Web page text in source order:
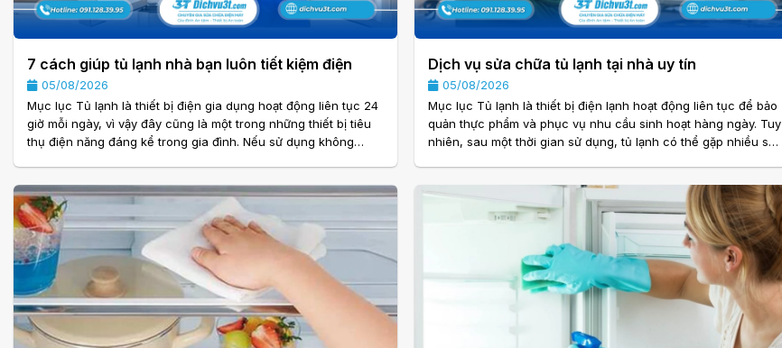
7 cách giúp tủ lạnh nhà bạn luôn tiết kiệm điện
05/08/2026
Mục lục Tủ lạnh là thiết bị điện gia dụng hoạt động liên tục 24
giờ mỗi ngày, vì vậy đây cũng là một trong những thiết bị tiêu
thụ điện năng đáng kể trong gia đình. Nếu sử dụng không
thọ của thiết bị. Tin vui là bạn hoàn toàn có thể giảm điện
năng tiêu thụ chỉ bằng cách thay đổi một vài thói quen sử
dụng. Trong bài viết này, Dichvu3T.com sẽ. . .
Dịch vụ sửa chữa tủ lạnh tại nhà uy tín
05/08/2026
Mục lục Tủ lạnh là thiết bị điện lạnh hoạt động liên tục để bảo
quản thực phẩm và phục vụ nhu cầu sinh hoạt hàng ngày. Tuy
nhiên, sau một thời gian sử dụng, tủ lạnh có thể gặp nhiều sự
chọn Dịch vụ sửa chữa tủ lạnh tại nhà uy tín sẽ giúp khắc
phục nhanh các lỗi, hạn chế hư hỏng nặng hơn và tiết kiệm
đáng kể chi phí thay mới. Nếu. . .